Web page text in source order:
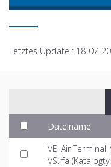
Letztes Update : 18-07-
Dateiname
VE_Air
VS.rfa (